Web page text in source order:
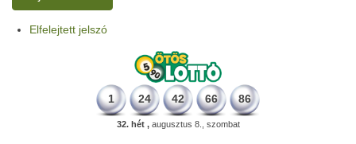
Elfelejtett jelszó
1 24 42 66 86
32. hét ,augusztus 8., szombat